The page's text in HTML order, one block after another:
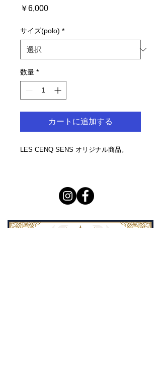
￥6,000価
サイズ(polo) *
数量 *
カートに追加する
LES CENQ SENS オリジナル商品。